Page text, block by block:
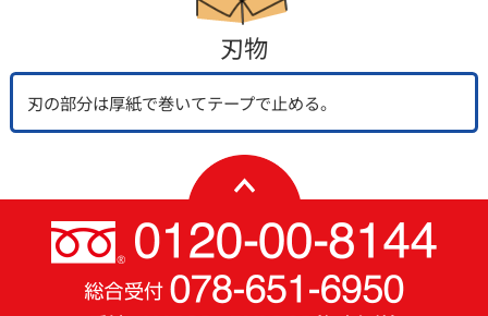
刃物
刃の部分は厚紙で巻いてテープで止める。